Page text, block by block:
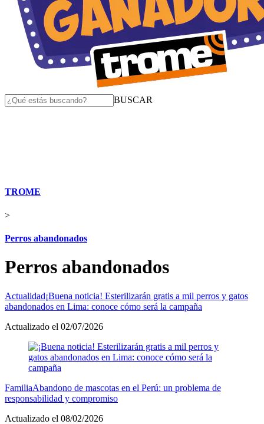
BUSCAR
TROME
>
Perros abandonados
Perros abandonados
Actualidad¡Buena noticia! Esterilizarán gratis a mil perros y gatos
abandonados en Lima: conoce cómo será la campaña
Actualizado el 02/07/2026
FamiliaAbandono de mascotas en el Perú: un problema de
responsabilidad y compromiso
Actualizado el 08/02/2026